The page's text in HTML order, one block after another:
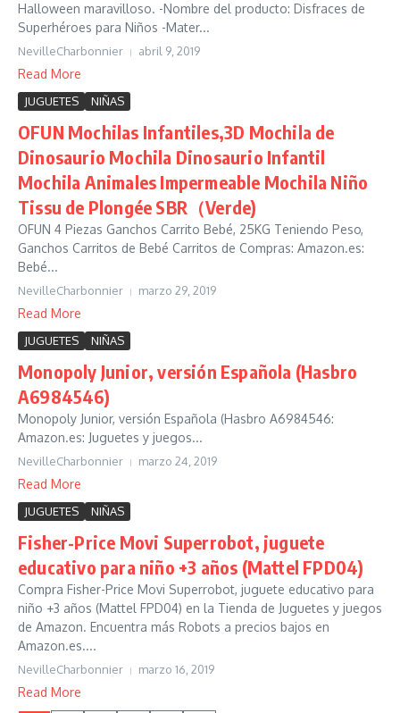
Halloween maravilloso. -Nombre del producto: Disfraces de
Superhéroes para Niños -Mater...
NevilleCharbonnier abril 9, 2019
Read More
JUGUETES NIÑAS
OFUN Mochilas Infantiles,3D Mochila de
Dinosaurio Mochila Dinosaurio Infantil
Mochila Animales Impermeable Mochila Niño
Tissu de Plongée SBR（Verde)
OFUN 4 Piezas Ganchos Carrito Bebé, 25KG Teniendo Peso,
Ganchos Carritos de Bebé Carritos de Compras: Amazon.es:
Bebé...
NevilleCharbonnier marzo 29, 2019
Read More
JUGUETES NIÑAS
Monopoly Junior, versión Española (Hasbro
A6984546)
Monopoly Junior, versión Española (Hasbro A6984546:
Amazon.es: Juguetes y juegos...
NevilleCharbonnier marzo 24, 2019
Read More
JUGUETES NIÑAS
Fisher-Price Movi Superrobot, juguete
educativo para niño +3 años (Mattel FPD04)
Compra Fisher-Price Movi Superrobot, juguete educativo para
niño +3 años (Mattel FPD04) en la Tienda de Juguetes y juegos
de Amazon. Encuentra más Robots a precios bajos en
Amazon.es....
NevilleCharbonnier marzo 16, 2019
Read More